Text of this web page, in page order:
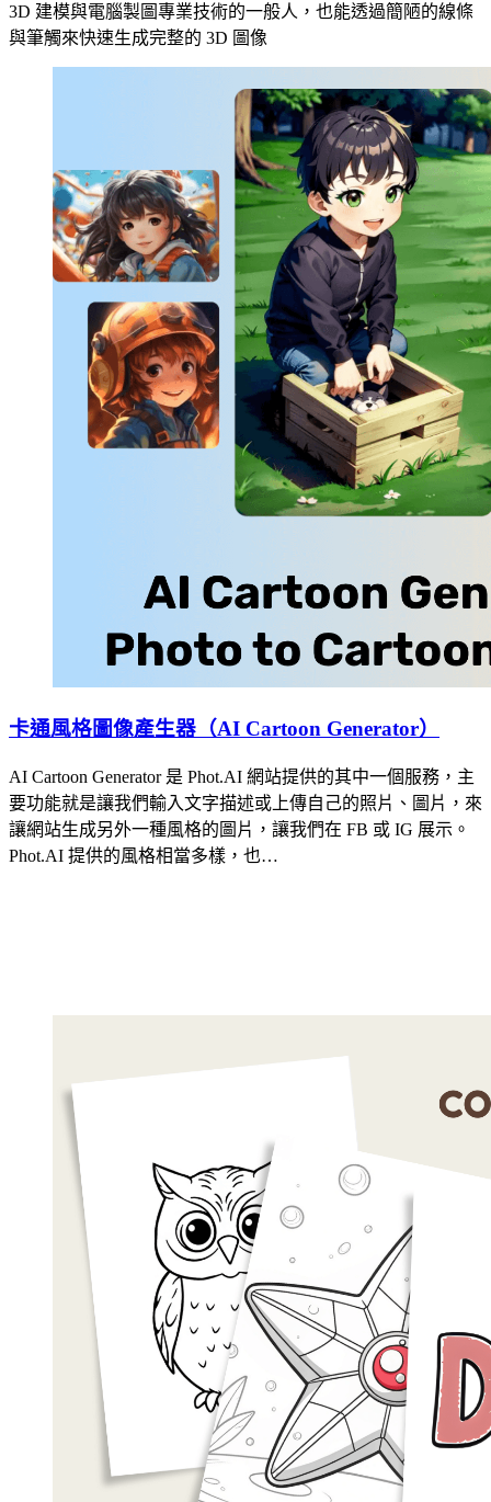
3D 建模與電腦製圖專業技術的一般人，也能透過簡陋的線條
與筆觸來快速生成完整的 3D 圖像
卡通風格圖像產生器（AI Cartoon Generator）
AI Cartoon Generator 是 Phot.AI 網站提供的其中一個服務，主
要功能就是讓我們輸入文字描述或上傳自己的照片、圖片，來
讓網站生成另外一種風格的圖片，讓我們在 FB 或 IG 展示。
Phot.AI 提供的風格相當多樣，也…